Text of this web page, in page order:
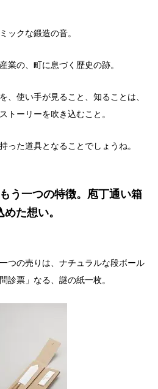
ックな鍛造の音。
業の、町に息づく歴史の跡。
、使い手が見ること、知ることは、
トーリーを吹き込むこと。
った道具となることでしょうね。
う一つの特徴。庖丁通い箱
めた想い。
つの売りは、ナチュラルな段ボール
診票」なる、謎の紙一枚。